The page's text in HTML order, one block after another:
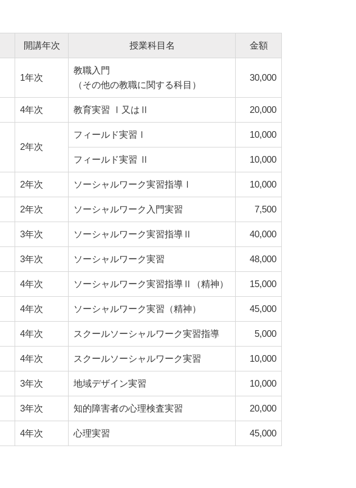
開講年次 授業科目名 金額
1年次
教職入門
（その他の教職に関する科目）
30,000
4年次 教育実習 Ⅰ又はⅡ 20,000
2年次
フィールド実習Ⅰ 10,000
フィールド実習 Ⅱ 10,000
2年次 ソーシャルワーク実習指導Ⅰ 10,000
2年次 ソーシャルワーク入門実習 7,500
3年次 ソーシャルワーク実習指導Ⅱ 40,000
3年次 ソーシャルワーク実習 48,000
4年次 ソーシャルワーク実習指導Ⅱ（精神） 15,000
4年次 ソーシャルワーク実習（精神） 45,000
4年次 スクールソーシャルワーク実習指導 5,000
4年次 スクールソーシャルワーク実習 10,000
3年次 地域デザイン実習 10,000
3年次 知的障害者の心理検査実習 20,000
4年次 心理実習 45,000